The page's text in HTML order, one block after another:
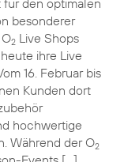
den optimalen
besonderer
2Live Shops
ihre Live
16. Februar bis
Kunden dort
hochwertige
Während der O2